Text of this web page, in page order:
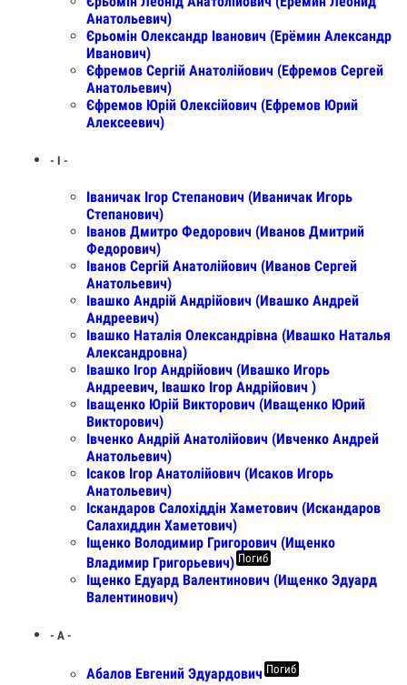
Анатольевич)
Єрьомін Олександр Іванович (Ерёмин Александр
Иванович)
Єфремов Сергій Анатолійович (Ефремов Сергей
Анатольевич)
Єфремов Юрій Олексійович (Ефремов Юрий
Алексеевич)
- І -
Іваничак Ігор Степанович (Иваничак Игорь
Степанович)
Іванов Дмитро Федорович (Иванов Дмитрий
Федорович)
Іванов Сергій Анатолійович (Иванов Сергей
Анатольевич)
Івашко Андрій Андрійович (Ивашко Андрей
Андреевич)
Івашко Наталія Олександрівна (Ивашко Наталья
Александровна)
Івашко Ігор Андрійович (Ивашко Игорь
Андреевич, Івашко Ігор Андрійович )
Іващенко Юрій Викторович (Иващенко Юрий
Викторович)
Івченко Андрій Анатолійович (Ивченко Андрей
Анатольевич)
Ісаков Ігор Анатолійович (Исаков Игорь
Анатольевич)
Іскандаров Салохіддін Хаметович (Искандаров
Салахиддин Хаметович)
Іщенко Володимир Григорович (Ищенко
Владимир Григорьевич) Погиб
Іщенко Едуард Валентинович (Ищенко Эдуард
Валентинович)
- А -
Абалов Евгений Эдуардович Погиб